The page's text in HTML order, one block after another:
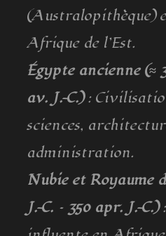
(Australopithèque)
Afrique de l’Est.
Égypte ancienne (≈
av. J.-C.):
sciences,
administration.
Nubie et Royaume
J.-C. – 350 apr. J.-C.):